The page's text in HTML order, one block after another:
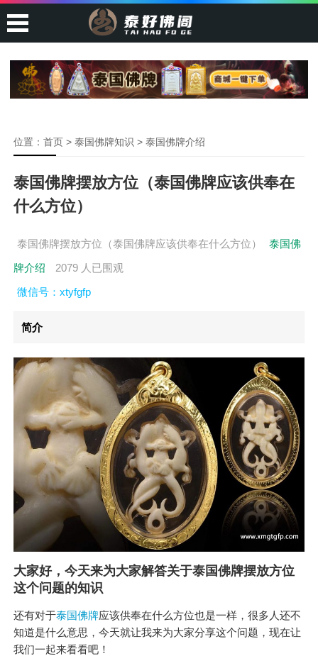
位置： 首页> 泰国佛牌知识 > 泰国佛牌介绍
泰国佛牌摆放方位（泰国佛牌应该供奉在
什么方位）
泰国佛牌摆放方位（泰国佛牌应该供奉在什么方位）
泰国佛
牌介绍
2079 人已围观
微信号：xtyfgfp
简介
大家好，今天来为大家解答关于泰国佛牌摆放方位
这个问题的知识
还有对于泰国佛牌应该供奉在什么方位也是一样，很多人还不
知道是什么意思，今天就让我来为大家分享这个问题，现在让
我们一起来看看吧！